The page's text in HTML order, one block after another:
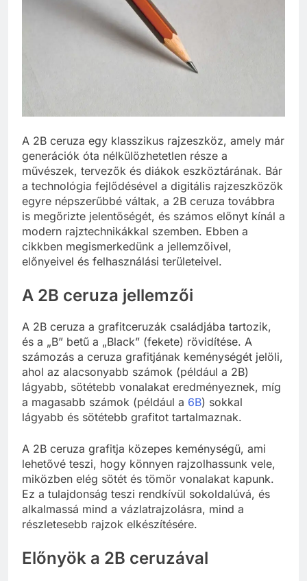
A 2B ceruza egy klasszikus rajzeszköz, amely már
generációk óta nélkülözhetetlen része a
művészek, tervezők és diákok eszköztárának. Bár
a technológia fejlődésével a digitális rajzeszközök
egyre népszerűbbé váltak, a 2B ceruza továbbra
is megőrizte jelentőségét, és számos előnyt kínál a
modern rajztechnikákkal szemben. Ebben a
cikkben megismerkedünk a jellemzőivel,
előnyeivel és felhasználási területeivel.
A 2B ceruza jellemzői
A 2B ceruza a grafitceruzák családjába tartozik,
és a „B” betű a „Black” (fekete) rövidítése. A
számozás a ceruza grafitjának keménységét jelöli,
ahol az alacsonyabb számok (például a 2B)
lágyabb, sötétebb vonalakat eredményeznek, míg
a magasabb számok (például a 6B) sokkal
lágyabb és sötétebb grafitot tartalmaznak.
A 2B ceruza grafitja közepes keménységű, ami
lehetővé teszi, hogy könnyen rajzolhassunk vele,
miközben elég sötét és tömör vonalakat kapunk.
Ez a tulajdonság teszi rendkívül sokoldalúvá, és
alkalmassá mind a vázlatrajzolásra, mind a
részletesebb rajzok elkészítésére.
Előnyök a 2B ceruzával